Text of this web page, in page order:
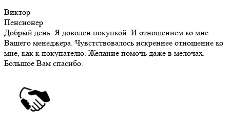
Виктор
Пенсионер
Добрый день. Я доволен покупкой. И отношением ко мне
Вашего менеджера. Чувстствовалось искреннее отношение ко
мне, как к покупателю. Желание помочь даже в мелочах.
Большое Вам спасибо.